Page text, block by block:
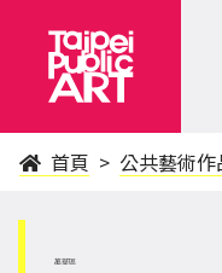
首頁 公共藝術作
萬華區